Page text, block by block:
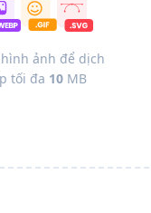
ảnh để dịch
tối đa 10 MB